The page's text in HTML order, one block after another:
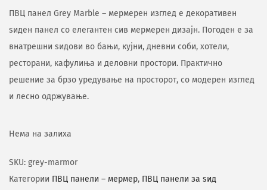
ПВЦ панел Grey Marble – мермерен изглед е декоративен
ѕиден панел со елегантен сив мермерен дизајн. Погоден е за
внатрешни ѕидови во бањи, кујни, дневни соби, хотели,
ресторани, кафулиња и деловни простори. Практично
решение за брзо уредување на просторот, со модерен изглед
и лесно одржување.
Нема на залиха
SKU: grey-marmor
Категории ПВЦ панели – мермер, ПВЦ панели за ѕид